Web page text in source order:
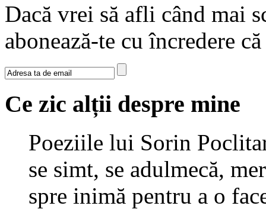
Dacă vrei să afli când mai
abonează-te cu încredere
Ce zic alții despre mine
Poeziile lui Sorin
se simt, se adulmecă,
spre inimă pentru a o